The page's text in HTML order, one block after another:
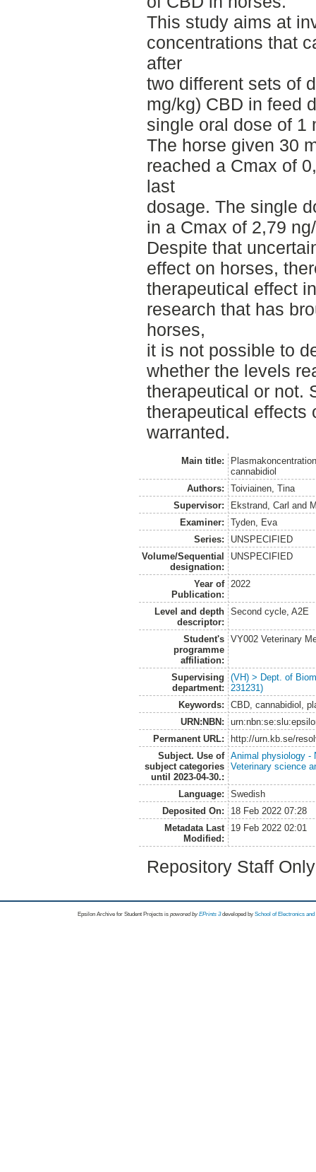
This study aims at
concentrations that
after
two different sets of
mg/kg) CBD in feed
single oral dose of 1
The horse given 30
reached a Cmax of
last
dosage. The single
in a Cmax of 2,79
Despite that
effect on horses,
therapeutical effect
research that has
horses,
it is not possible to
whether the levels
therapeutical or not.
therapeutical effects
warranted.
Main title:
cannabidiol
Authors:
Toiviainen, Tina
Supervisor:
Ekstrand, Carl and
Examiner:
Tyden, Eva
Series:
UNSPECIFIED
Volume/Sequential
designation:
UNSPECIFIED
Year of
Publication:
2022
Level and depth
descriptor:
Second cycle, A2E
Student's
programme
affiliation:
VY002 Veterinary
Supervising
department:
(VH) > Dept. of
231231)
Keywords:
CBD, cannabidiol,
URN:NBN:
Permanent URL:
http://urn.kb.se/
Subject. Use of
subject categories
until 2023-04-30.:
Animal physiology -
Veterinary science
Language:
Swedish
Deposited On:
18 Feb 2022 07:28
Metadata Last
Modified:
19 Feb 2022 02:01
Repository Staff
Epsilon Archive for Student Projects is powored byEPrints 3 developed by School of Electronics